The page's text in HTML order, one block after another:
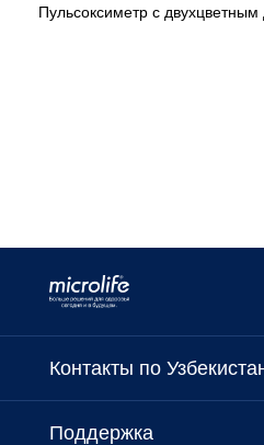
Пульсоксиметр с
Контакты по
Поддержка